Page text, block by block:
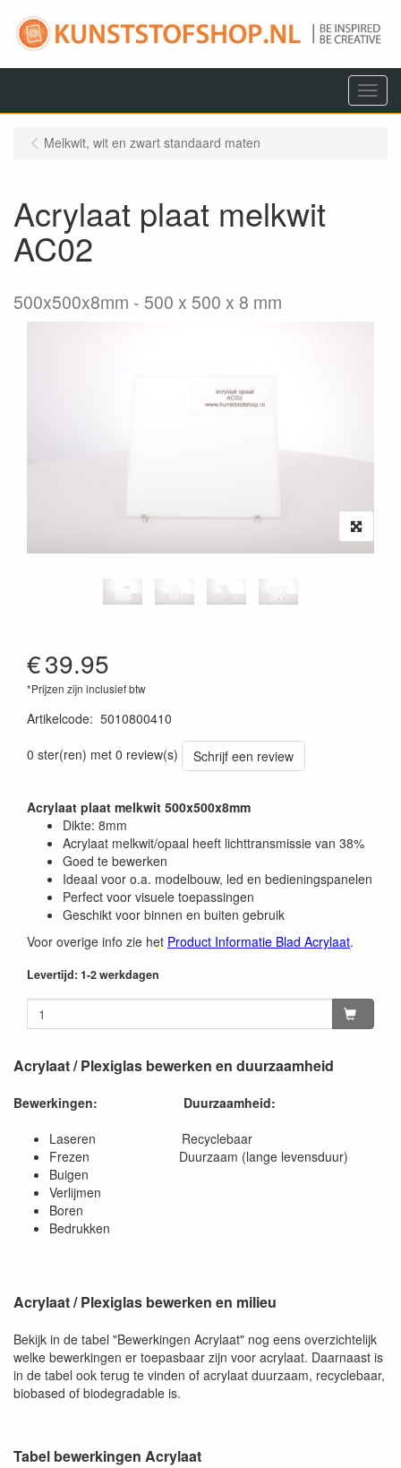
Menu
Melkwit, wit en zwart standaard maten
Acrylaat plaat melkwit
AC02
500x500x8mm 500 x 500 x 8 mm
€39.95
*Prijzen zijn inclusief btw
Artikelcode: 5010800410
0 ster(ren) met 0 review(s)
Schrijf een review
Acrylaat plaat melkwit 500x500x8mm
Dikte: 8mm
Acrylaat melkwit/opaal heeft lichttransmissie van 38%
Goed te bewerken
Ideaal voor o.a. modelbouw, led en bedieningspanelen
Perfect voor visuele toepassingen
Geschikt voor binnen en buiten gebruik
Voor overige info zie het Product Informatie Blad Acrylaat.
Levertijd: 1-2 werkdagen
Acrylaat / Plexiglas bewerken en duurzaamheid
Bewerkingen:
Duurzaamheid:
Laseren Recyclebaar
Frezen Duurzaam (lange levensduur)
Buigen
Verlijmen
Boren
Bedrukken
Acrylaat / Plexiglas bewerken en milieu
Bekijk in de tabel "Bewerkingen Acrylaat" nog eens overzichtelijk
welke bewerkingen er toepasbaar zijn voor acrylaat. Daarnaast is
in de tabel ook terug te vinden of acrylaat duurzaam, recyclebaar,
biobased of biodegradable is.
Tabel bewerkingen Acrylaat